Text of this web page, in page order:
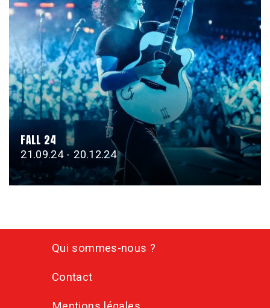
FALL 24
21.09.24 - 20.12.24
Qui sommes-nous ?
Contact